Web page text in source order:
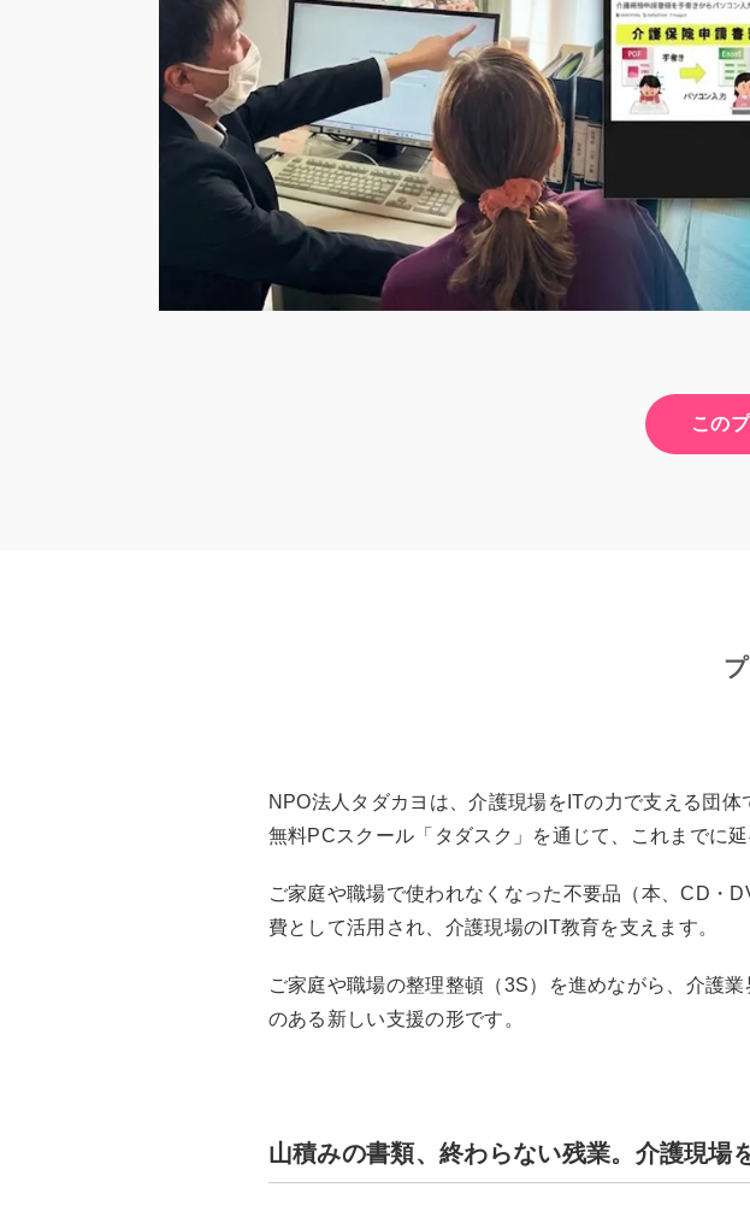
この
NPO法人タダカヨは、介護現場をITの力で支える団体
無料PCスクール「タダスク」を通じて、これまでに
ご家庭や職場で使われなくなった不要品（本、CD・
費として活用され、介護現場のIT教育を支えます。
ご家庭や職場の整理整頓（3S）を進めながら、介護
のある新しい支援の形です。
山積みの書類、終わらない残業。介護現場